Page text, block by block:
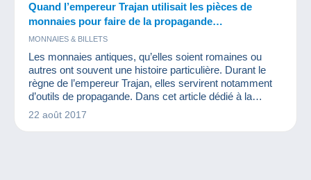
Quand l’empereur Trajan utilisait les pièces de
monnaies pour faire de la propagande…
MONNAIES & BILLETS
Les monnaies antiques, qu’elles soient romaines ou
autres ont souvent une histoire particulière. Durant le
règne de l’empereur Trajan, elles servirent notamment
d’outils de propagande. Dans cet article dédié à la
numismatique, nous avons donc eu envie de vous
22 août 2017